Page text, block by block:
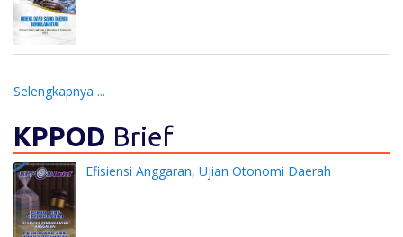
Selengkapnya ...
KPPOD Brief
Efisiensi Anggaran, Ujian Otonomi Daerah